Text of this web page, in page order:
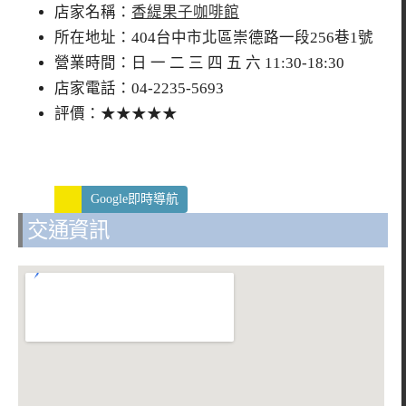
店家名稱： 香緹果子咖啡館
所在地址：404台中市北區崇德路一段256巷1號
營業時間：日 一 二 三 四 五 六 11:30-18:30
店家電話：04-2235-5693
評價：★★★★★
Google即時導航
交通資訊